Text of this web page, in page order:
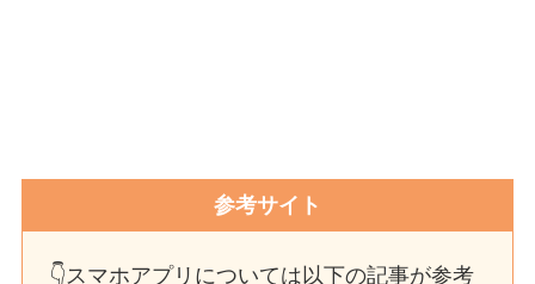
参考サイト
👇スマホアプリについては以下の記事が参考